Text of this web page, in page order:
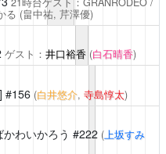
る (畠中祐, 芹澤優)
ゲスト： 井口裕香 (白石晴香)
#156 (白井悠介, 寺島惇太)
わいかろう #222 (上坂すみ